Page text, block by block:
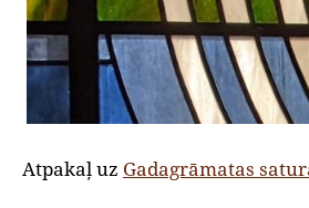
Atpakaļ uz Gadagrāmatas